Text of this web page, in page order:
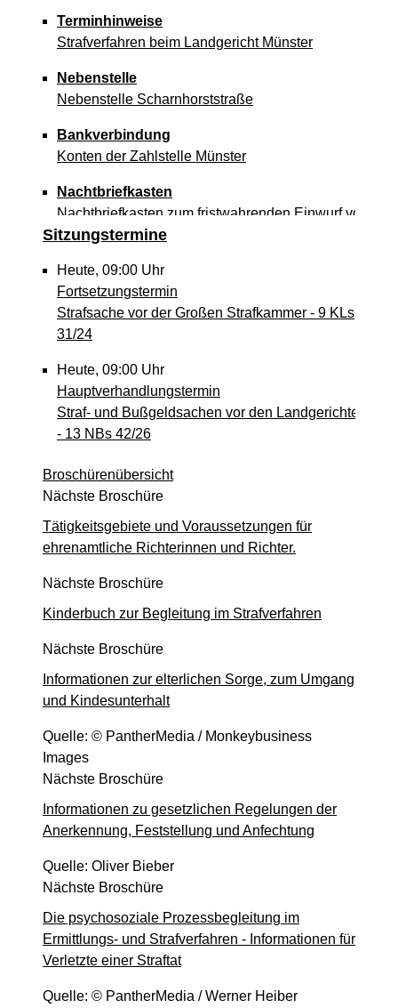
Terminhinweise
Strafverfahren beim Landgericht Münster
Nebenstelle
Nebenstelle Scharnhorststraße
Bankverbindung
Konten der Zahlstelle Münster
Nachtbriefkasten
Nachtbriefkasten zum fristwahrenden Einwurf von
Postsendungen
Kunst im Landgericht
Die Ausstellungen können im Rahmen der
Öffnungszeiten besucht werden.
Sitzungstermine
Heute, 09:00 Uhr
Fortsetzungstermin
Strafsache vor der Großen Strafkammer - 9 KLs
31/24
Heute, 09:00 Uhr
Hauptverhandlungstermin
Straf- und Bußgeldsachen vor den Landgerichten
- 13 NBs 42/26
Heute, 09:30 Uhr
Verkündungstermin
Heute, 09:30 Uhr-Aufgehoben!
Einspruch und die Hauptsache
Zivilsache - 14 O 134/26
Heute, 10:00 Uhr
Zivilsache - 2 O 319/25
Zivilsache - 10 O 95/26
Heute, 10:00 Uhr-Aufgehoben!
Gütetermin und Termin zur mündlichen
Hauptsache
Zivilsache - 14 O 140/25
Heute, 10:00 Uhr
Hauptverhandlungstermin
Straf- und Bußgeldsachen vor den Landgerichten
- 16 NBs 38/26
Broschürenübersicht
Nächste Broschüre
Tätigkeitsgebiete und Voraussetzungen für
ehrenamtliche Richterinnen und Richter.
Nächste Broschüre
Kinderbuch zur Begleitung im Strafverfahren
Nächste Broschüre
Informationen zur elterlichen Sorge, zum Umgang
und Kindesunterhalt
Quelle: © PantherMedia / Monkeybusiness
Images
Nächste Broschüre
Informationen zu gesetzlichen Regelungen der
Anerkennung, Feststellung und Anfechtung
Quelle: Oliver Bieber
Nächste Broschüre
Die psychosoziale Prozessbegleitung im
Ermittlungs- und Strafverfahren - Informationen für
Verletzte einer Straftat
Quelle: © PantherMedia / Werner Heiber